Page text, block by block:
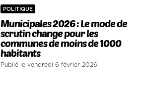
POLITIQUE
Municipales 2026 : Le mode de
scrutin change pour les
communes de moins de 1000
habitants
Publié le vendredi 6 février 2026